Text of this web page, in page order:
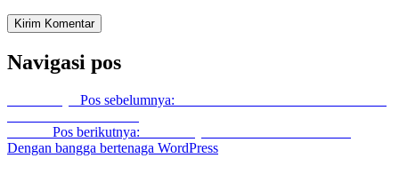
Navigasi pos
Pos sebelumnya:
Pos berikutnya:
Dengan bangga bertenaga WordPress